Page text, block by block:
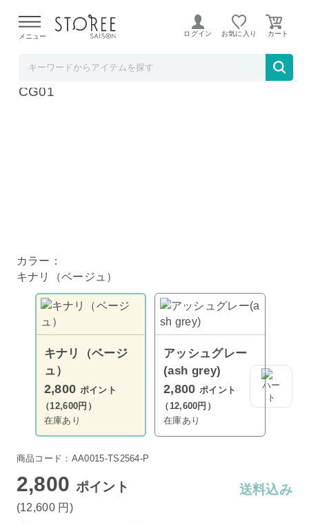
よる配送遅延が発生しております。
メニュー ログイン お気に入り
ieoiea 8重 ガーゼケット シングル キナリ II8
CG01
カラー：
キナリ（ベージュ）
キナリ（ベージ
ュ）
2,800 ポイント
（12,600円）
在庫あり
アッシュグレー
(ash grey)
2,800 ポイント
（12,600円）
在庫あり
商品コード：AA0015-TS2564-P
2,800 ポイント
(12,600 円 )
送料込み